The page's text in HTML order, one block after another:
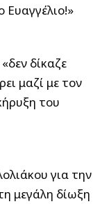
Ευαγγέλιο!»
δίκαζε
μαζί με τον
του
για την
μεγάλη δίωξη